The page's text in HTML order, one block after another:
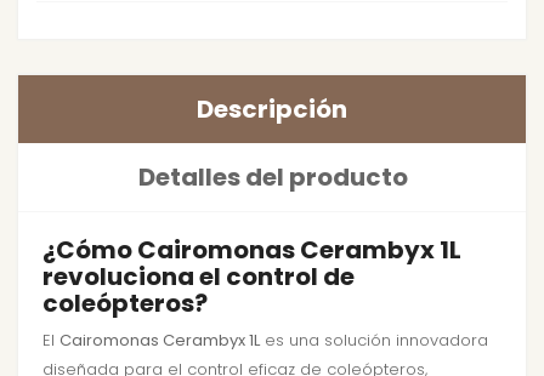
Descripción
Detalles del producto
¿Cómo Cairomonas Cerambyx 1L
revoluciona el control de
coleópteros?
El Cairomonas Cerambyx 1Les una solución innovadora
diseñada para el control eficaz de coleópteros,